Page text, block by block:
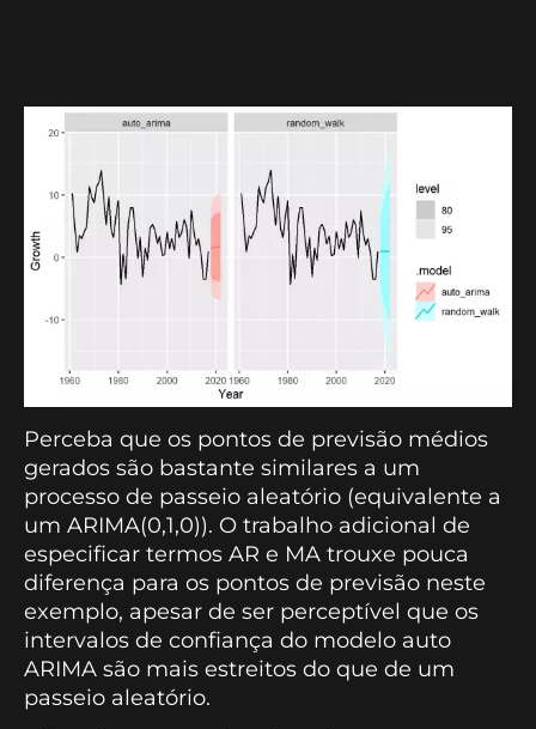
Perceba que os pontos de previsão médios
gerados são bastante similares a um
processo de passeio aleatório (equivalente a
um ARIMA(0,1,0)). O trabalho adicional de
especificar termos AR e MA trouxe pouca
diferença para os pontos de previsão neste
exemplo, apesar de ser perceptível que os
intervalos de confiança do modelo auto
ARIMA são mais estreitos do que de um
passeio aleatório.